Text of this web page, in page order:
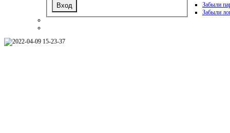
Забыли
Забыли